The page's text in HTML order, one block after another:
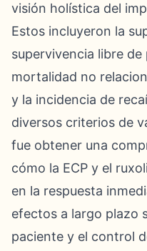
visión holística del
Estos incluyeron la
supervivencia libre de
mortalidad no
y la incidencia de
diversos criterios de
fue obtener una
cómo la ECP y el
en la respuesta
efectos a largo plazo
paciente y el control